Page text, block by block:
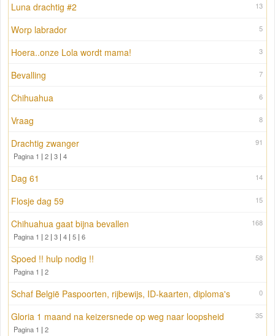
13
Luna drachtig #2
5
Worp labrador
3
Hoera..onze Lola wordt mama!
7
Bevalling
6
Chihuahua
8
Vraag
91
Drachtig zwanger
Pagina 1 | 2 | 3 | 4
14
Dag 61
15
Flosje dag 59
168
Chihuahua gaat bijna bevallen
Pagina 1 | 2 | 3 | 4 | 5 | 6
58
Spoed !! hulp nodig !!
Pagina 1 | 2
0
Schaf België Paspoorten, rijbewijs, ID-kaarten, diploma's
35
Gloria 1 maand na keizersnede op weg naar loopsheid
Pagina 1 | 2